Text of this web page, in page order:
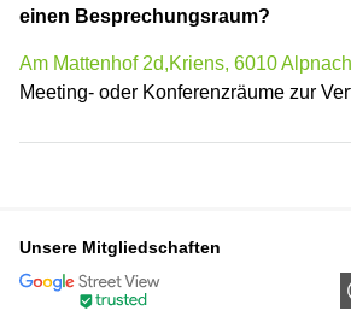
einen Besprechungsraum?
Am Mattenhof 2d,Kriens, 6010 Alpnach
Meeting- oder Konferenzräume zur
Unsere Mitgliedschaften